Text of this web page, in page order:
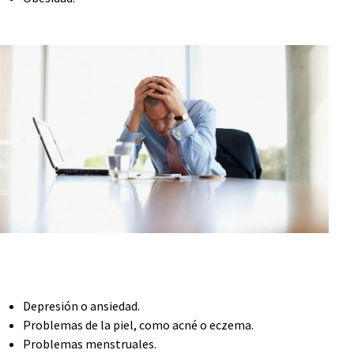
Depresión o ansiedad.
Problemas de la piel, como acné o eczema.
Problemas menstruales.